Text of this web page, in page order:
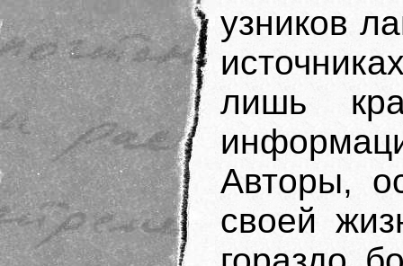
узников
лишь
Авторы,
своей